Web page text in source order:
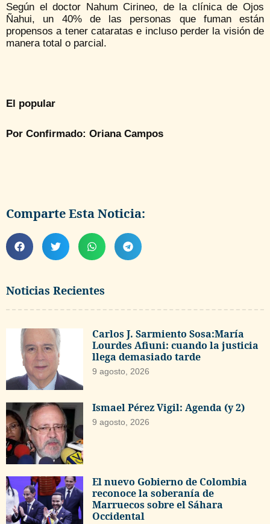
Noticias Recientes
Carlos J. Sarmiento Sosa:María
Lourdes Afiuni: cuando la justicia
llega demasiado tarde
9 agosto, 2026
Ismael Pérez Vigil: Agenda (y 2)
9 agosto, 2026
El nuevo Gobierno de Colombia
reconoce la soberanía de
Marruecos sobre el Sáhara
Occidental
Según el doctor Nahum Cirineo, de la clínica de Ojos
Ñahui, un 40% de las personas que fuman están
propensos a tener cataratas e incluso perder la visión de
manera total o parcial.
El popular
Por Confirmado: Oriana Campos
Comparte Esta Noticia: